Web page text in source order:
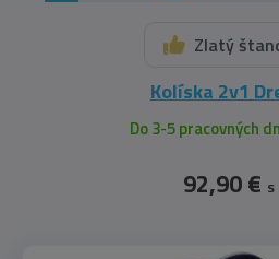
Zlatý
Kolíska 2v1
Do 3-5 pracovných
92,90 € s